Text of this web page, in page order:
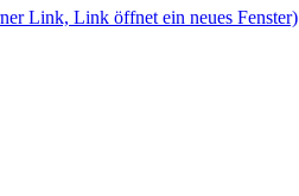
Link, Link öffnet ein neues Fenster)